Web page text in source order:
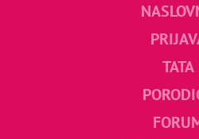
TATA